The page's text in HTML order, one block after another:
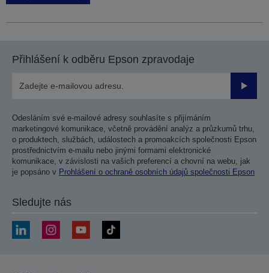
Přihlášení k odběru Epson zpravodaje
Odesláním své e-mailové adresy souhlasíte s přijímáním
marketingové komunikace, včetně provádění analýz a průzkumů trhu,
o produktech, službách, událostech a promoakcích společnosti Epson
prostřednictvím e-mailu nebo jinými formami elektronické
komunikace, v závislosti na vašich preferencí a chovní na webu, jak
je popsáno v Prohlášení o ochraně osobních údajů společnosti Epson
Sledujte nás